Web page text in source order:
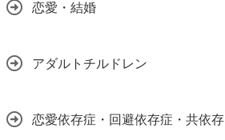
恋愛・結婚
アダルトチルドレン
恋愛依存症・回避依存症・共依存